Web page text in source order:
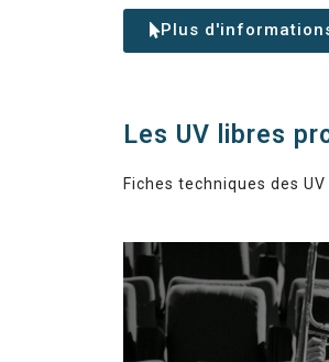
Plus
Les UV libres
Fiches techniques des